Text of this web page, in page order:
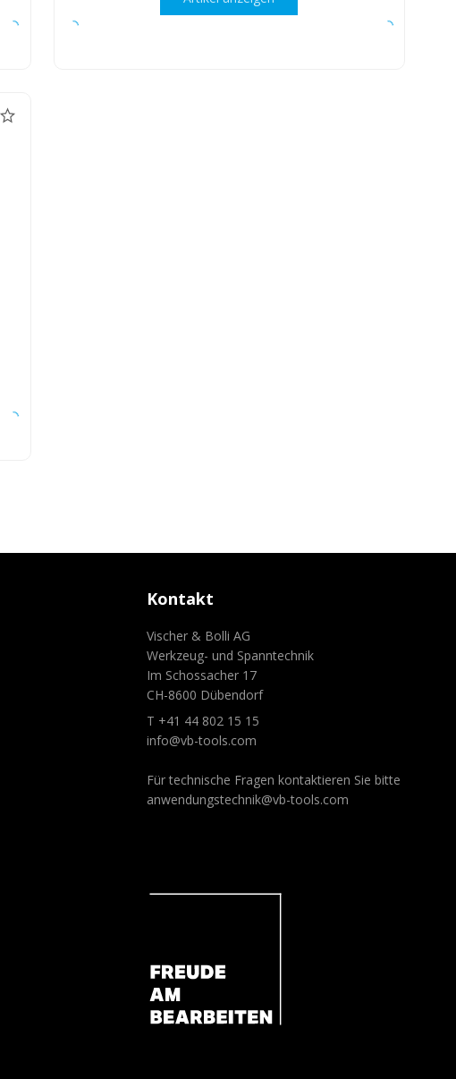
Kontakt
Vischer & Bolli AG
Werkzeug- und Spanntechnik
Im Schossacher 17
CH-8600 Dübendorf
T +41 44 802 15 15
info@vb-tools.com
Für technische Fragen kontaktieren Sie bitte
anwendungstechnik@vb-tools.com